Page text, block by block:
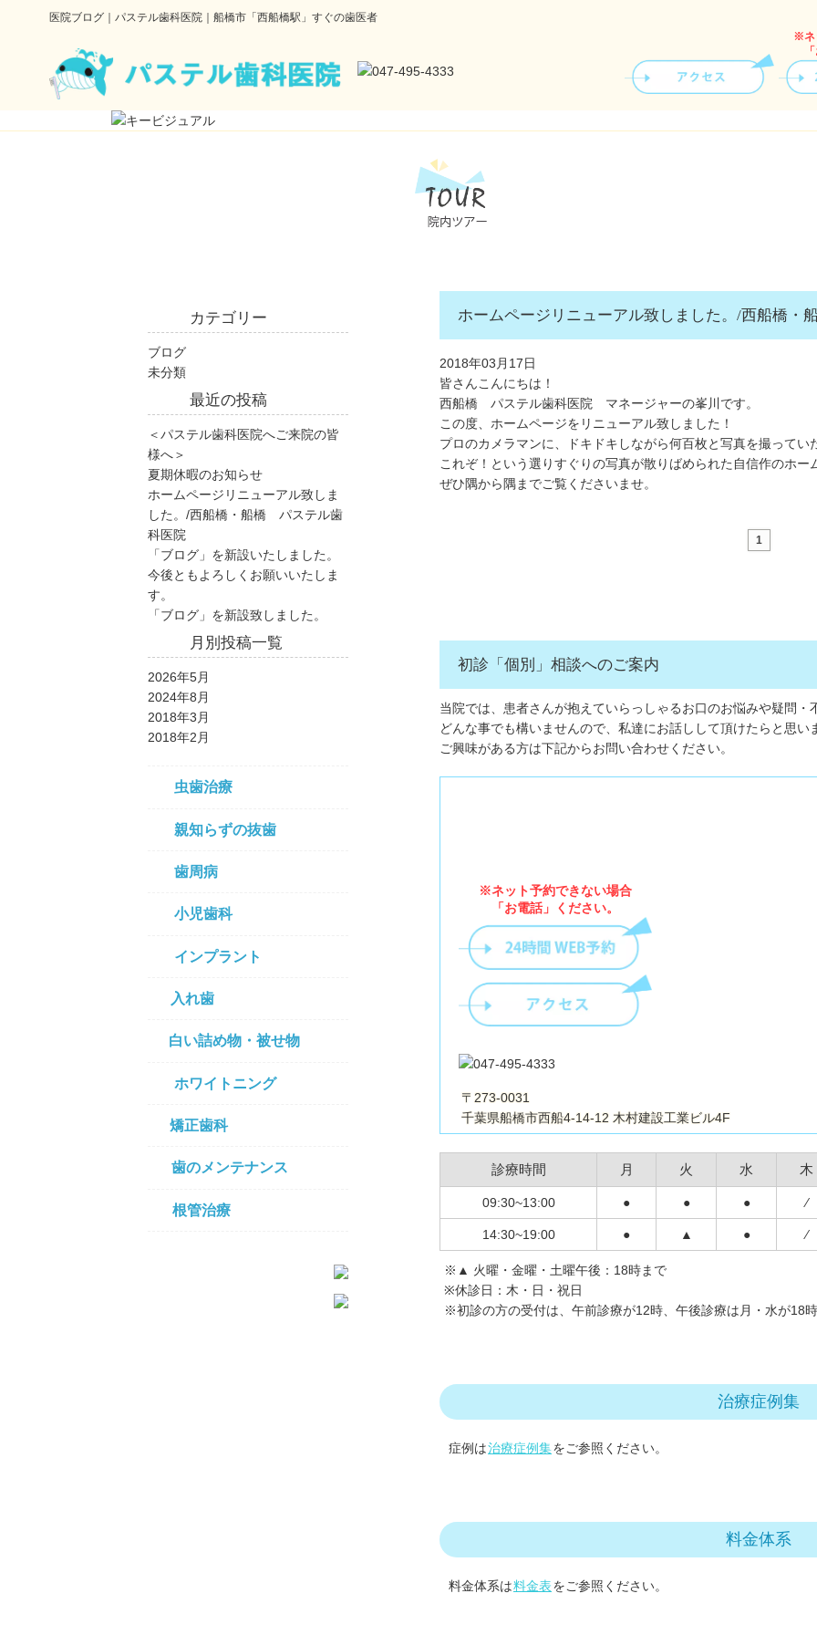
医院ブログ｜パステル歯科医院｜船橋市「西船橋駅」すぐの歯医者
※ネ
カテゴリー
ブログ
未分類
最近の投稿
＜パステル歯科医院へご来院の皆
様へ＞
夏期休暇のお知らせ
ホームページリニューアル致しま
した。/西船橋・船橋 パステル歯
科医院
「ブログ」を新設いたしました。
今後ともよろしくお願いいたしま
す。
「ブログ」を新設致しました。
月別投稿一覧
2026年5月
2024年8月
2018年3月
2018年2月
虫歯治療
親知らずの抜歯
歯周病
小児歯科
インプラント
入れ歯
白い詰め物・被せ物
ホワイトニング
矯正歯科
歯のメンテナンス
根管治療
ホームページリニューアル致しました。/西船橋
2018年03月17日
皆さんこんにちは！
西船橋 パステル歯科医院 マネージャーの峯川です。
この度、ホームページをリニューアル致しました！
プロのカメラマンに、ドキドキしながら何百枚と写真を撮ってい
これぞ！という選りすぐりの写真が散りばめられた自信作のホー
ぜひ隅から隅までご覧くださいませ。
1
初診「個別」相談へのご案内
当院では、患者さんが抱えていらっしゃるお口のお悩みや疑問・
どんな事でも構いませんので、私達にお話しして頂けたらと思い
ご興味がある方は下記からお問い合わせください。
※ネット予約できない場合
「お電話」ください。
〒273-0031
千葉県船橋市西船4-14-12 木村建設工業ビル4F
診療時間 月 火 水 木
09:30~13:00 ● ● ● ⁄
14:30~19:00 ● ▲ ● ⁄
※▲ 火曜・金曜・土曜午後：18時まで
※休診日：木・日・祝日
※初診の方の受付は、午前診療が12時、午後診療は月・水が18
治療症例集
症例は治療症例集をご参照ください。
料金体系
料金体系は料金表をご参照ください。